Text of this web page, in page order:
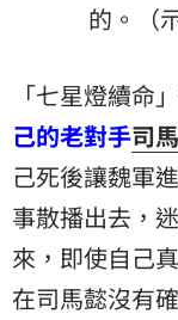
的。（
「七星燈續命
己的老對手司
己死後讓魏軍
事散播出去，
來，即使自己
在司馬懿沒有